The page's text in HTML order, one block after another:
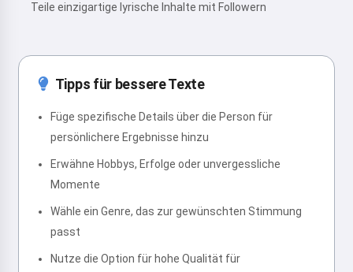
Teile einzigartige lyrische Inhalte mit Followern
Tipps für bessere Texte
Füge spezifische Details über die Person für
persönlichere Ergebnisse hinzu
Erwähne Hobbys, Erfolge oder unvergessliche
Momente
Wähle ein Genre, das zur gewünschten Stimmung
passt
Nutze die Option für hohe Qualität für